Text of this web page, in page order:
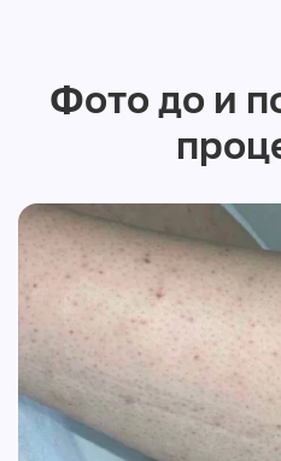
Фото до и